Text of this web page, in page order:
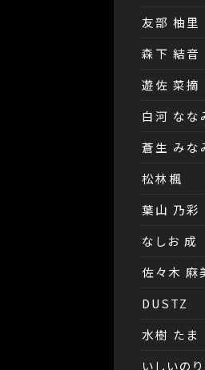
友部 柚里
森下 結音
遊佐 菜摘
白河 なな
蒼生 みな
松林楓
葉山 乃彩
なしお 成
佐々木 麻
DUSTZ
水樹 たま
いしいの